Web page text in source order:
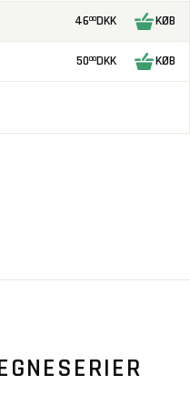
4600DKK KØB
5000DKK KØB